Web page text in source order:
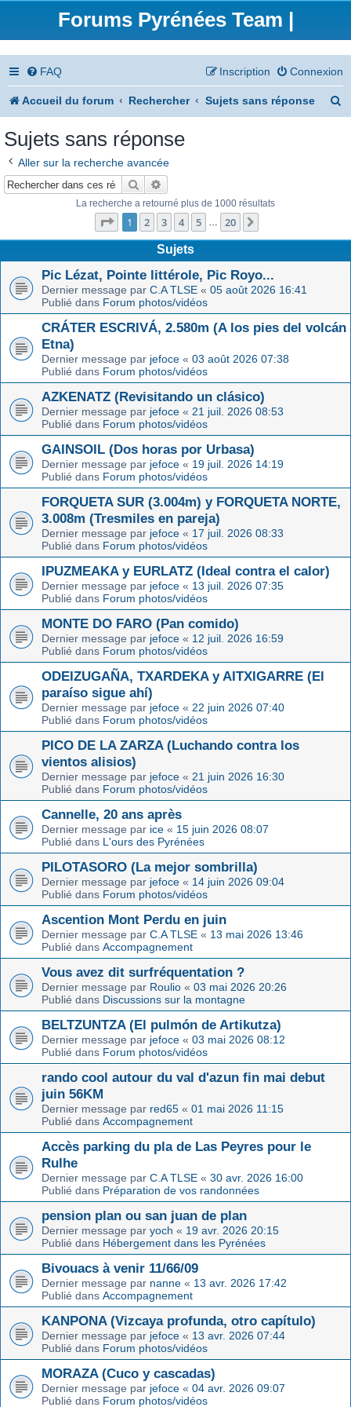
Forums Pyrénées Team |
FAQ Connexion
Inscription
Accueil du forum Rechercher Sujets sans réponse
Sujets sans réponse
Aller sur la recherche avancée
Rechercher
La recherche a retourné plus de 1000 résultats
Page 1sur20
1 2 3 4 5 … 20
Sujets
Pic Lézat, Pointe littérole, Pic Royo...
Dernier message par C.A TLSE « 05 août 2026 16:41
Publié dans Forum photos/vidéos
CRÁTER ESCRIVÁ, 2.580m (A los pies del volcán
Etna)
Dernier message par jefoce « 03 août 2026 07:38
Publié dans Forum photos/vidéos
AZKENATZ (Revisitando un clásico)
Dernier message par jefoce « 21 juil. 2026 08:53
Publié dans Forum photos/vidéos
GAINSOIL (Dos horas por Urbasa)
Dernier message par jefoce « 19 juil. 2026 14:19
Publié dans Forum photos/vidéos
FORQUETA SUR (3.004m) y FORQUETA NORTE,
3.008m (Tresmiles en pareja)
Dernier message par jefoce « 17 juil. 2026 08:33
Publié dans Forum photos/vidéos
IPUZMEAKA y EURLATZ (Ideal contra el calor)
Dernier message par jefoce « 13 juil. 2026 07:35
Publié dans Forum photos/vidéos
MONTE DO FARO (Pan comido)
Dernier message par jefoce « 12 juil. 2026 16:59
Publié dans Forum photos/vidéos
ODEIZUGAÑA, TXARDEKA y AITXIGARRE (El
paraíso sigue ahí)
Dernier message par jefoce « 22 juin 2026 07:40
Publié dans Forum photos/vidéos
PICO DE LA ZARZA (Luchando contra los
vientos alisios)
Dernier message par jefoce « 21 juin 2026 16:30
Publié dans Forum photos/vidéos
Cannelle, 20 ans après
Dernier message par ice « 15 juin 2026 08:07
Publié dans L'ours des Pyrénées
PILOTASORO (La mejor sombrilla)
Dernier message par jefoce « 14 juin 2026 09:04
Publié dans Forum photos/vidéos
Ascention Mont Perdu en juin
Dernier message par C.A TLSE « 13 mai 2026 13:46
Publié dans Accompagnement
Vous avez dit surfréquentation ?
Dernier message par Roulio « 03 mai 2026 20:26
Publié dans Discussions sur la montagne
BELTZUNTZA (El pulmón de Artikutza)
Dernier message par jefoce « 03 mai 2026 08:12
Publié dans Forum photos/vidéos
rando cool autour du val d'azun fin mai debut
juin 56KM
Dernier message par red65 « 01 mai 2026 11:15
Publié dans Accompagnement
Accès parking du pla de Las Peyres pour le
Rulhe
Dernier message par C.A TLSE « 30 avr. 2026 16:00
Publié dans Préparation de vos randonnées
pension plan ou san juan de plan
Dernier message par yoch « 19 avr. 2026 20:15
Publié dans Hébergement dans les Pyrénées
Bivouacs à venir 11/66/09
Dernier message par nanne « 13 avr. 2026 17:42
Publié dans Accompagnement
KANPONA (Vizcaya profunda, otro capítulo)
Dernier message par jefoce « 13 avr. 2026 07:44
Publié dans Forum photos/vidéos
MORAZA (Cuco y cascadas)
Dernier message par jefoce « 04 avr. 2026 09:07
Publié dans Forum photos/vidéos